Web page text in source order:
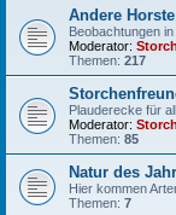
Andere Horste
Beobachtungen
Moderator:
Themen: 217
Plauderecke für
Moderator:
Themen: 85
Natur des
Hier kommen
Themen: 7